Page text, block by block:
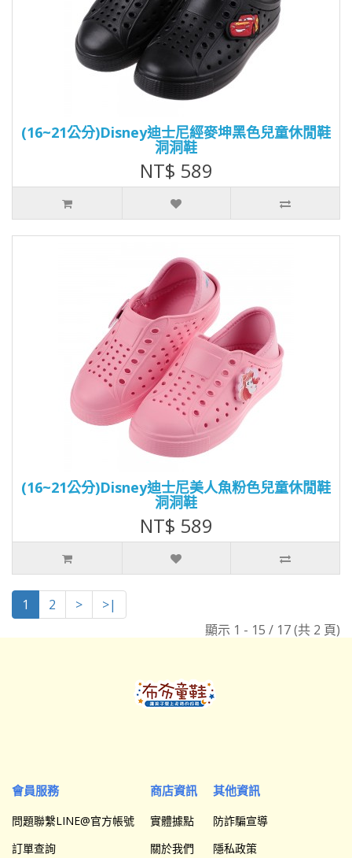
(16~21公分)Disney迪士尼經麥坤黑色兒童休閒鞋
洞洞鞋
NT$ 589
(16~21公分)Disney迪士尼美人魚粉色兒童休閒鞋
洞洞鞋
NT$ 589
1 2 >
>|
顯示 1 - 15 / 17 (共 2 頁)
會員服務
問題聯繫LINE@官方帳號
訂單查詢
商店資訊
實體據點
關於我們
其他資訊
防詐騙宣導
隱私政策